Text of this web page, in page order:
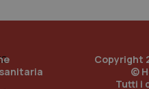
Copyright
©
Tutti i